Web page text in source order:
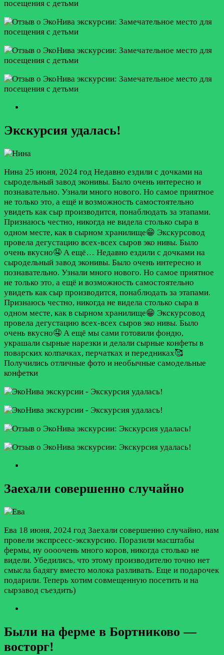
Экскурсия удалась!
Нина 25 июня, 2024 год Недавно ездили с дочками на
сыродельный завод эконивы. Было очень интересно и
познавательно. Узнали много нового. Но самое приятное
не только это, а ещё и возможность самостоятельно
увидеть как сыр производится, понаблюдать за этапами.
Признаюсь честно, никогда не видела столько сыра в
одном месте, как в сырном хранилище😁 Экскурсовод
провела дегустацию всех-всех сыров эко нивы. Было
очень вкусно🤤 А ещё… Недавно ездили с дочками на
сыродельный завод эконивы. Было очень интересно и
познавательно. Узнали много нового. Но самое приятное
не только это, а ещё и возможность самостоятельно
увидеть как сыр производится, понаблюдать за этапами.
Признаюсь честно, никогда не видела столько сыра в
одном месте, как в сырном хранилище😁 Экскурсовод
провела дегустацию всех-всех сыров эко нивы. Было
очень вкусно🤤 А ещё мы сами готовили фондю,
украшали сырные нарезки и делали сырные конфеты в
поварских колпачках, перчатках и передниках🥰
Получились отличные фото и необычные самодельные
конфетки
Заехали совершенно случайно
Ева 18 июня, 2024 год Заехали совершенно случайно, нам
провели экспрсесс-экскурсию. Поразили масштабы
фермы, ну оооочень много коров, никогда столько не
видели. Убедились, что этому производителю точно нет
смысла бадягу вместо молока разливать. Еще и подарочек
подарили. Теперь хотим совмещенную посетить и на
сырзавод съездить)
Были на ферме в Бортниково —
восторг!